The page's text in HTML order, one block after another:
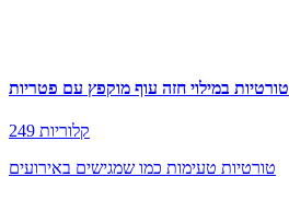
טורטיות במילוי חזה עוף מוקפץ עם פטריות
249 קלוריות
טורטיות טעימות כמו שמגישים באירועים